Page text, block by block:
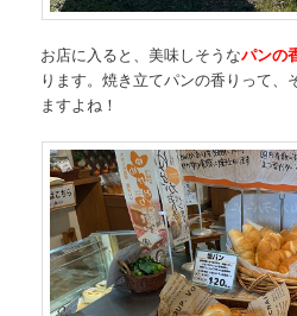
お店に入ると、美味しそうなパンの
ります。焼き立てパンの香りって、
ますよね！